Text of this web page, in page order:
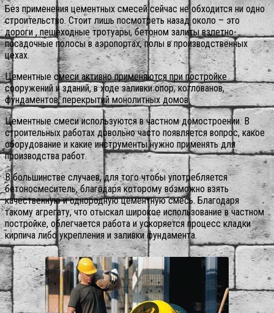
Без применения цементных смесей сейчас не обходится ни одно
строительство. Стоит лишь посмотреть назад около – это
дороги , пешеходные тротуары, бетоном залиты взлетно-
посадочные полосы в аэропортах, полы в производственных
цехах.
Цементные смеси активно применяются при постройке
сооружений и зданий, в ходе заливки опор, котлованов,
фундаментов, перекрытий монолитных домов.
Цементные смеси используются в частном домостроении. В
строительных работах довольно часто появляется вопрос, какое
оборудование и какие инструменты нужно применять для
производства работ.
В большинстве случаев, для того чтобы употребляется
бетоносмеситель, благодаря которому возможно взять
качественную и однородную цементную смесь. Благодаря
такому агрегату, что отыскал широкое использование в частном
постройке, облегчается работа и ускоряется процесс кладки
кирпича либо укрепления и заливки фундамента.